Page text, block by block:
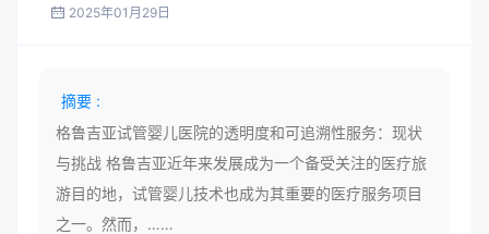
2025年01月29日
摘要 :
格鲁吉亚试管婴儿医院的透明度和可追溯性服务：现状
与挑战 格鲁吉亚近年来发展成为一个备受关注的医疗旅
游目的地，试管婴儿技术也成为其重要的医疗服务项目
之一。然而，……